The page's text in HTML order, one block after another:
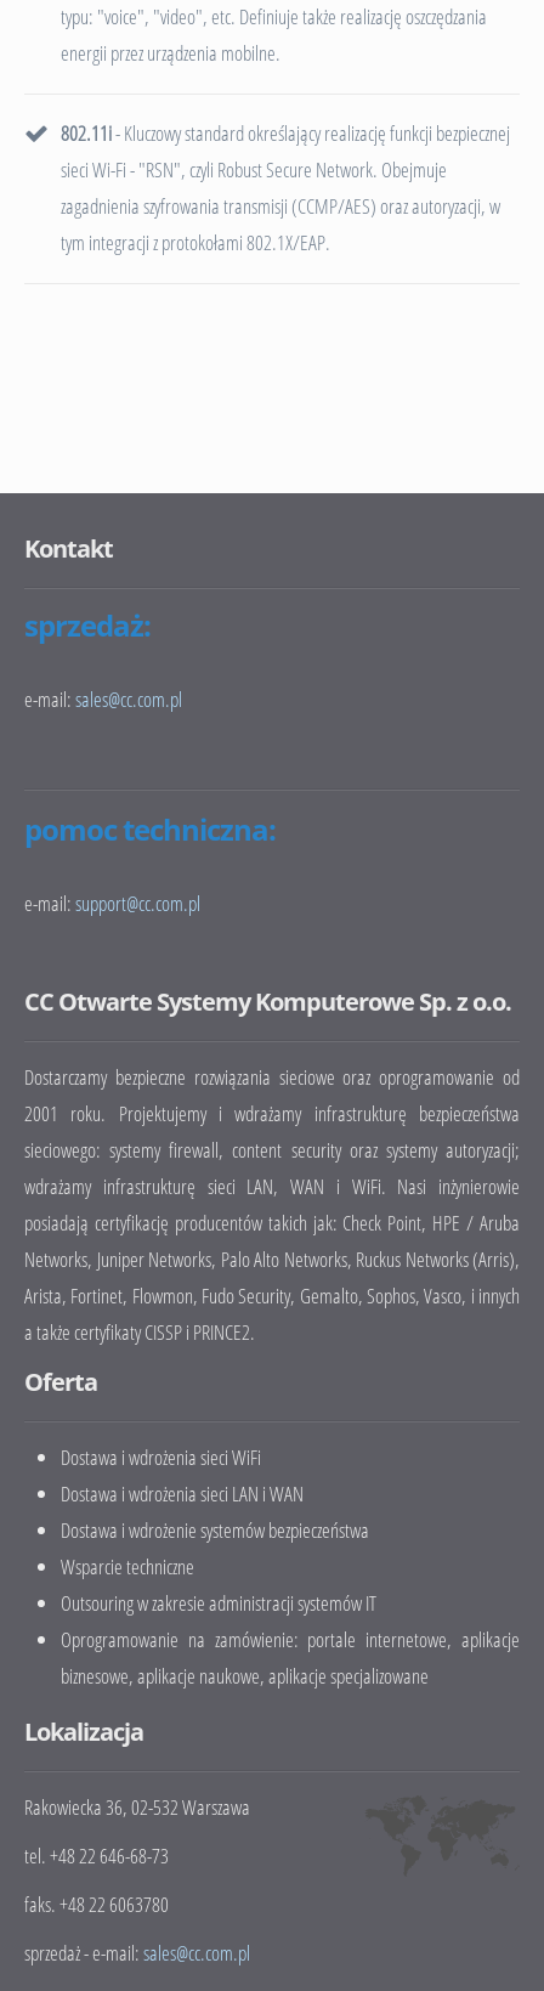
typu: "voice", "video", etc. Definiuje także realizację oszczędzania
energii przez urządzenia mobilne.
802.11i- Kluczowy standard określający realizację funkcji bezpiecznej
sieci Wi-Fi - "RSN", czyli Robust Secure Network. Obejmuje
zagadnienia szyfrowania transmisji (CCMP/AES) oraz autoryzacji, w
tym integracji z protokołami 802.1X/EAP.
Kontakt
sprzedaż:
e-mail:sales@cc.com.pl
pomoc techniczna:
e-mail:support@cc.com.pl
CC Otwarte Systemy Komputerowe Sp. z o.o.
Dostarczamy bezpieczne rozwiązania sieciowe oraz oprogramowanie od
2001 roku. Projektujemy i wdrażamy infrastrukturę bezpieczeństwa
sieciowego: systemy firewall, content security oraz systemy autoryzacji;
wdrażamy infrastrukturę sieci LAN, WAN i WiFi. Nasi inżynierowie
posiadają certyfikację producentów takich jak: Check Point, HPE / Aruba
Networks, Juniper Networks, Palo Alto Networks, Ruckus Networks (Arris),
Arista, Fortinet, Flowmon, Fudo Security, Gemalto, Sophos, Vasco, i innych
a także certyfikaty CISSP i PRINCE2.
Oferta
Dostawa i wdrożenia sieci WiFi
Dostawa i wdrożenia sieci LAN i WAN
Dostawa i wdrożenie systemów bezpieczeństwa
Wsparcie techniczne
Outsouring w zakresie administracji systemów IT
Oprogramowanie na zamówienie: portale internetowe, aplikacje
biznesowe, aplikacje naukowe, aplikacje specjalizowane
Lokalizacja
Rakowiecka 36, 02-532 Warszawa
tel. +48 22 646-68-73
faks. +48 22 6063780
sprzedaż - e-mail:sales@cc.com.pl